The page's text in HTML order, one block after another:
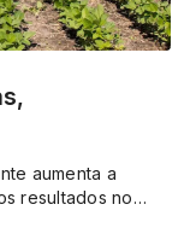
aumenta a
resultados no